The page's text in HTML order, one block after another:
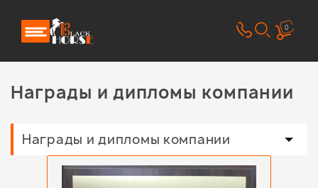
0
Награды и дипломы компании
Награды и дипломы компании